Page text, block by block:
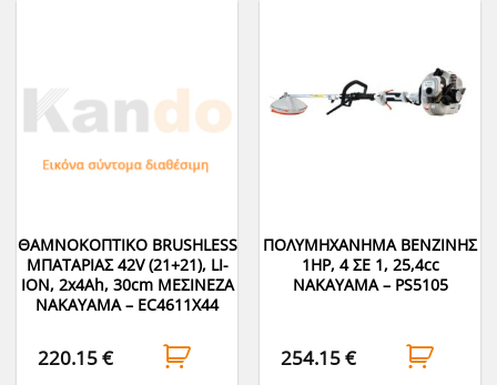
ΘΑΜΝΟΚΟΠΤΙΚΟ BRUSHLESS
ΜΠΑΤΑΡΙΑΣ 42V (21+21), LΙ-
ION, 2x4Ah, 30cm ΜΕΣΙΝΕΖΑ
NAKAYAMA – EC4611X44
220.15€
ΠΟΛΥΜΗΧΑΝΗΜΑ ΒΕΝΖΙΝΗΣ
1HP, 4 ΣΕ 1, 25,4cc
NAKAYAMA – PS5105
254.15€